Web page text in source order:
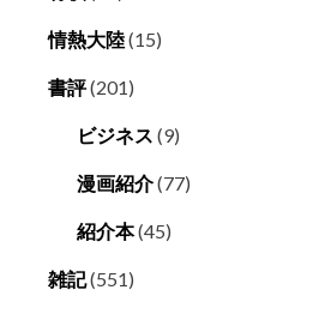
情熱大陸(15)
書評(201)
ビジネス (9)
漫画紹介(77)
紹介本(45)
雑記(551)